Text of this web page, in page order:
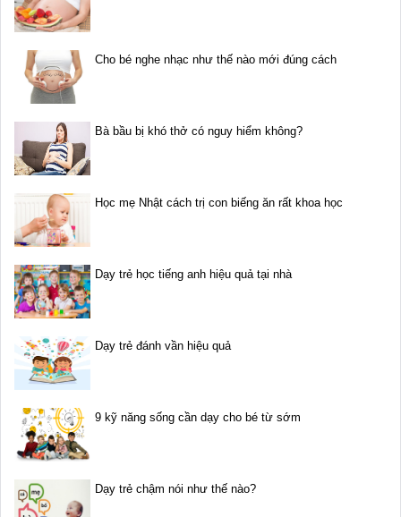
Cho bé nghe nhạc như thế nào mới đúng cách
Bà bầu bị khó thở có nguy hiểm không?
Học mẹ Nhật cách trị con biếng ăn rất khoa học
Dạy trẻ học tiếng anh hiệu quả tại nhà
Dạy trẻ đánh vần hiệu quả
9 kỹ năng sống cần dạy cho bé từ sớm
Dạy trẻ chậm nói như thế nào?